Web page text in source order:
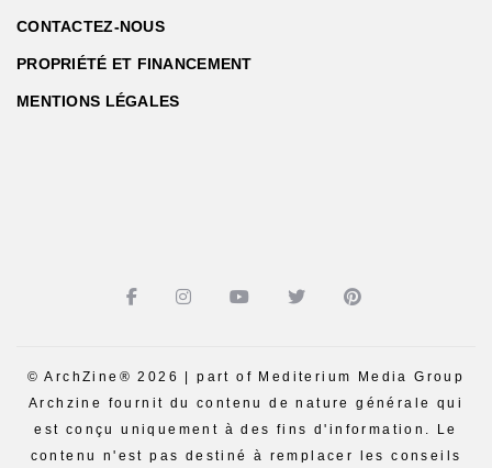
CONTACTEZ-NOUS
PROPRIÉTÉ ET FINANCEMENT
MENTIONS LÉGALES
© ArchZine® 2026 | part of Mediterium Media Group
Archzine fournit du contenu de nature générale qui
est conçu uniquement à des fins d'information. Le
contenu n'est pas destiné à remplacer les conseils